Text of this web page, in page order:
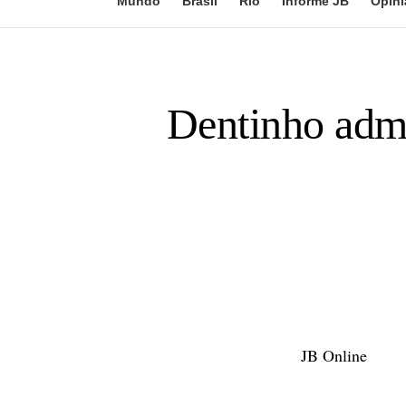
Dentinho
JB Online